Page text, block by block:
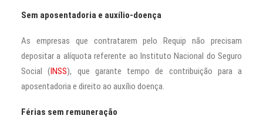
Sem aposentadoria e auxílio-doença
As empresas que contratarem pelo Requip não precisam
depositar a alíquota referente ao Instituto Nacional do Seguro
Social (INSS), que garante tempo de contribuição para a
aposentadoria e direito ao auxílio doença.
Férias sem remuneração